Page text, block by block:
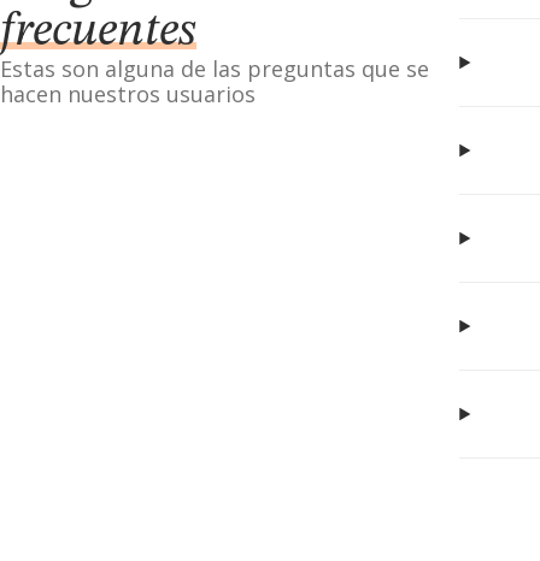
frecuentes
Estas son alguna de las preguntas que se
hacen nuestros usuarios